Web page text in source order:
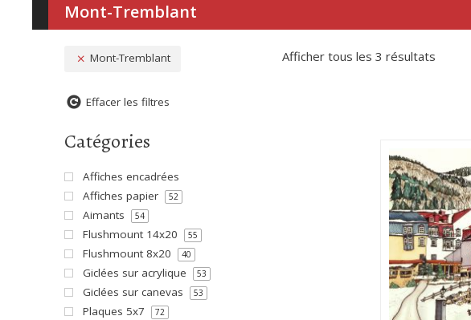
Mont-Tremblant
Mont-Tremblant
Effacer les filtres
Catégories
Affiches encadrées
Affiches papier
52
Aimants 54
Flushmount 14x20 55
Flushmount 8x20 40
Giclées sur acrylique 53
Giclées sur canevas 53
Plaques 5x7 72
Afficher tous les 3 résultats